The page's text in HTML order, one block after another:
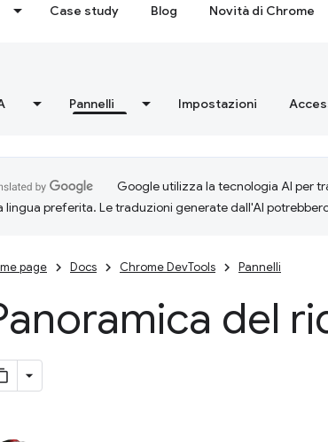
Case study Blog Novità di Chrome
Pannelli Impostazioni
Google utilizza la tecnologia AI per
lingua preferita. Le traduzioni generate dall'AI
page Docs Chrome DevTools Pannelli
del